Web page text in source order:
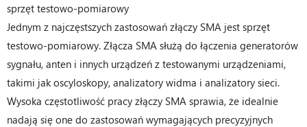
sprzęt testowo-pomiarowy
Jednym z najczęstszych zastosowań złączy SMA jest sprzęt
testowo-pomiarowy. Złącza SMA służą do łączenia generatorów
sygnału, anten i innych urządzeń z testowanymi urządzeniami,
takimi jak oscyloskopy, analizatory widma i analizatory sieci.
Wysoka częstotliwość pracy złączy SMA sprawia, że ​​idealnie
nadają się one do zastosowań wymagających precyzyjnych